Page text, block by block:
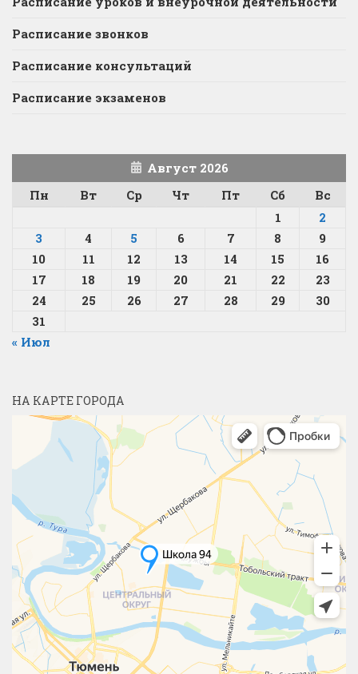
Расписание звонков
Расписание консультаций
Расписание экзаменов
Август 2026
Пн
Вт Ср Чт Пт Сб
Вс
1
2
3
4 5 6 7 8
9
10
11 12 13 14 15
16
17
18 19 20 21 22
23
24
25 26 27 28 29
30
31
« Июл
НА КАРТЕ ГОРОДА